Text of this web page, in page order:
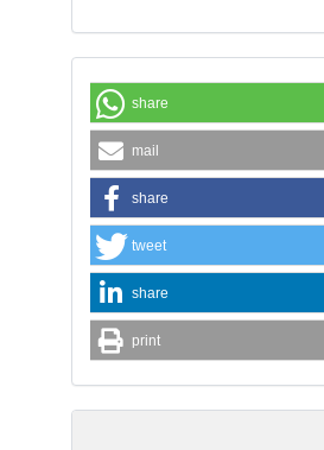
share
mail
share
tweet
share
print